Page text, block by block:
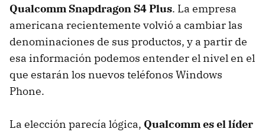
Qualcomm Snapdragon S4 Plus. La empresa
americana recientemente volvió a cambiar las
denominaciones de sus productos, y a partir de
esa información podemos entender el nivel en el
que estarán los nuevos teléfonos Windows
Phone.
La elección parecía lógica, Qualcomm es el líder